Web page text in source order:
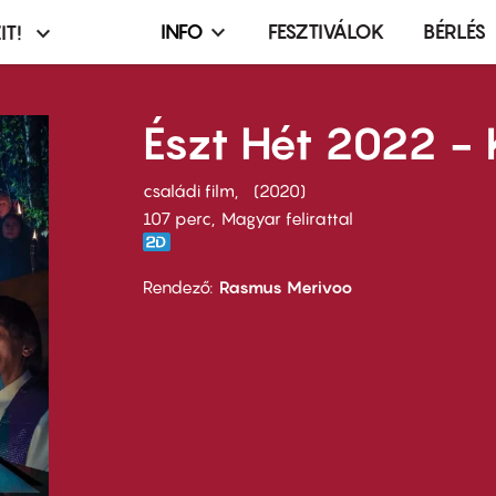
Infó,
terembérlés
menü
INFO FESZTIVÁLOK BÉRLÉS
Észt Hét 2022 -
családi film
2020
107 perc,
Magyar felirattal
Rendező Rasmus Merivoo